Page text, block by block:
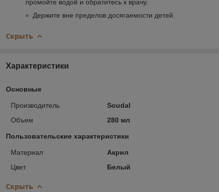
промойте водой и обратитесь к врачу.
Держите вне пределов досягаемости детей.
Скрыть
Характеристики
Основные
Производитель
Soudal
Объем
280 мл
Пользовательские характеристики
Материал
Акрил
Цвет
Белый
Скрыть